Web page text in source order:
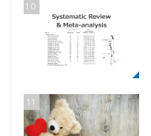
10
11